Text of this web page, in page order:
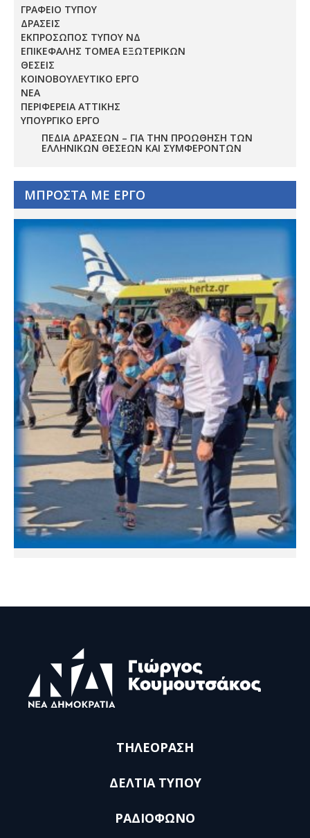
ΓΡΑΦΕΙΟ ΤΥΠΟΥ
ΔΡΑΣΕΙΣ
ΕΚΠΡΟΣΩΠΟΣ ΤΥΠΟΥ ΝΔ
ΕΠΙΚΕΦΑΛΗΣ ΤΟΜΕΑ ΕΞΩΤΕΡΙΚΩΝ
ΘΕΣΕΙΣ
ΚΟΙΝΟΒΟΥΛΕΥΤΙΚΟ ΕΡΓΟ
ΝΕΑ
ΠΕΡΙΦΕΡΕΙΑ ΑΤΤΙΚΗΣ
ΥΠΟΥΡΓΙΚΟ ΕΡΓΟ
ΠΕΔΊΑ ΔΡΆΣΕΩΝ – ΓΙΑ ΤΗΝ ΠΡΟΏΘΗΣΗ ΤΩΝ
ΕΛΛΗΝΙΚΏΝ ΘΈΣΕΩΝ ΚΑΙ ΣΥΜΦΕΡΌΝΤΩΝ
ΜΠΡΟΣΤΑ ΜΕ ΕΡΓΟ
ΤΗΛΕΟΡΑΣΗ
ΔΕΛΤΙΑ ΤΥΠΟΥ
ΡΑΔΙΟΦΩΝΟ